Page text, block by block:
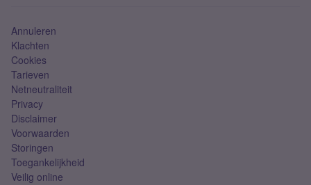
Annuleren
Klachten
Cookies
Tarieven
Netneutraliteit
Privacy
Disclaimer
Voorwaarden
Storingen
Toegankelijkheid
Veilig online